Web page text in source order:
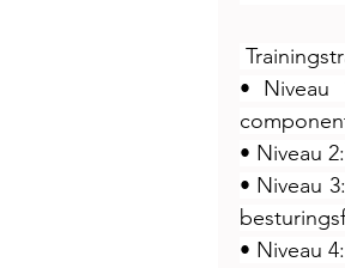
• Niveau
• Niveau
• Niveau
• Niveau